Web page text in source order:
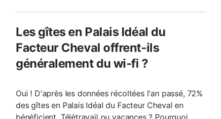
Les gîtes en Palais Idéal du
Facteur Cheval offrent-ils
généralement du wi-fi ?
Oui ! D'après les données récoltées l'an passé, 72%
des gîtes en Palais Idéal du Facteur Cheval en